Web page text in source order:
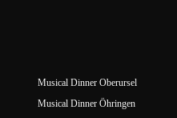
Musical Dinner Oberursel
Musical Dinner Öhringen